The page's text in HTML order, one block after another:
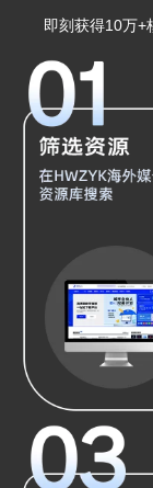
即刻获得10万+